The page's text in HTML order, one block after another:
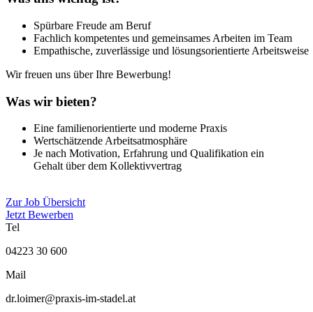
Spürbare Freude am Beruf
Fachlich kompetentes und gemeinsames Arbeiten im Team
Empathische, zuverlässige und lösungsorientierte Arbeitsweise
Wir freuen uns über Ihre Bewerbung!
Was wir bieten?
Eine familienorientierte und moderne Praxis
Wertschätzende Arbeitsatmosphäre
Je nach Motivation, Erfahrung und Qualifikation ein
Gehalt über dem Kollektivvertrag
Zur Job Übersicht
Jetzt Bewerben
Tel
04223 30 600
Mail
dr.loimer@praxis-im-stadel.at